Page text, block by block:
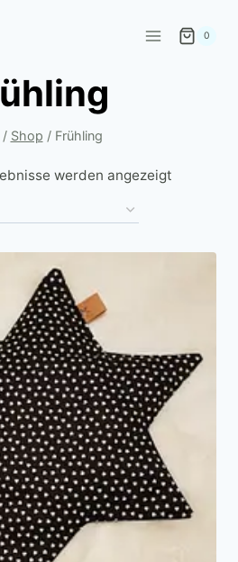
0
/ Shop / Frühling
werden angezeigt